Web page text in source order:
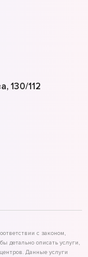
130/112
с законом,
детально описать услуги,
Данные услуги